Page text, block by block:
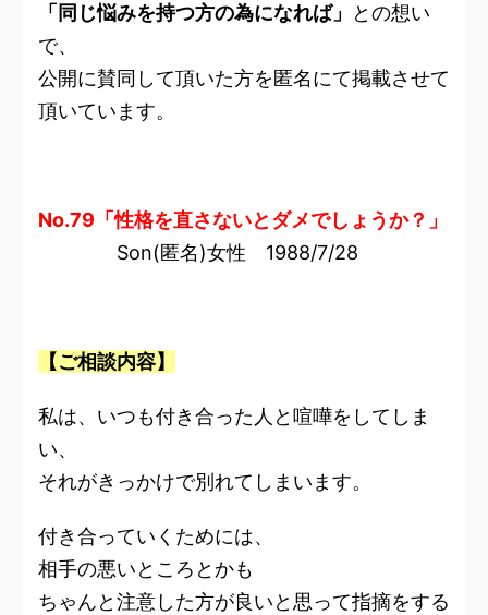
「同じ悩みを持つ方の為になれば」
との想い
で、
公開に賛同して頂いた方を匿名にて掲載させて
頂いています。
No.79「性格を直さないとダメでしょうか？」
Son(匿名)女性 1988/7/28
【ご相談内容】
私は、いつも付き合った人と喧嘩をしてしま
い、
それがきっかけで別れてしまいます。
付き合っていくためには、
相手の悪いところとかも
ちゃんと注意した方が良いと思って指摘をする